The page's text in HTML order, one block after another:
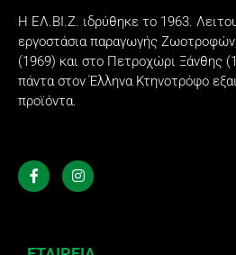
Η ΕΛ.ΒΙ.Ζ. ιδρύθηκε το 1963.
εργοστάσια παραγωγής
(1969) και στο Πετροχώρι Ξάνθης
πάντα στον Έλληνα Κτηνοτρόφο
προϊόντα.